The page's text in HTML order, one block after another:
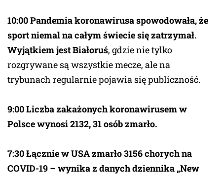
10:00 Pandemia koronawirusa spowodowała, że
sport niemal na całym świecie się zatrzymał.
Wyjątkiem jest Białoruś, gdzie nie tylko
rozgrywane są wszystkie mecze, ale na
trybunach regularnie pojawia się publiczność.
9:00 Liczba zakażonych koronawirusem w
Polsce wynosi 2132, 31 osób zmarło.
7:30 Łącznie w USA zmarło 3156 chorych na
COVID-19 – wynika z danych dziennika „New